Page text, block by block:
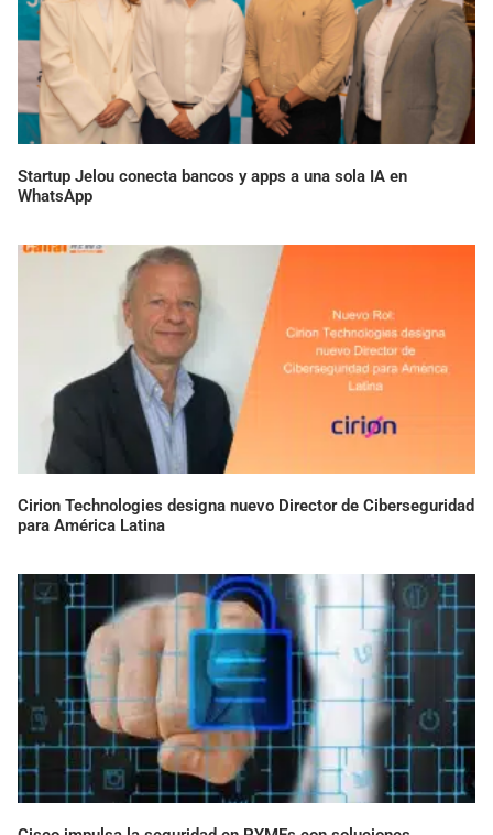
Startup Jelou conecta bancos y apps a una sola IA en
WhatsApp
Cirion Technologies designa nuevo Director de Ciberseguridad
para América Latina